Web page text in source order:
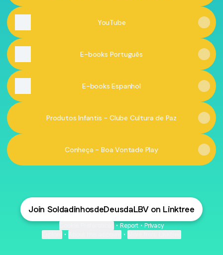
YouTube
E-books Português
E-books Espanhol
Produtos Infantis - Clube Cultura de Paz
Conheça - Boa Vontade Play
Join SoldadinhosdeDeusdaLBV on Linktree
• Report • Privacy
• •